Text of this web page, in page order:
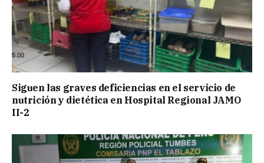
Siguen las graves deficiencias en el servicio de
nutrición y dietética en Hospital Regional JAMO
II-2